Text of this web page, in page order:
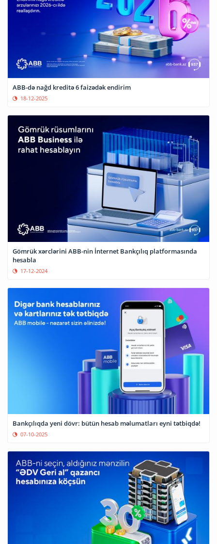
ABB-də nağd kreditə 6 faizədək endirim
18-12-2025
Gömrük xərclərini ABB-nin İnternet Bankçılıq platformasında
hesabla
17-12-2024
Bankçılıqda yeni dövr: bütün hesab məlumatları eyni tətbiqdə!
07-10-2025